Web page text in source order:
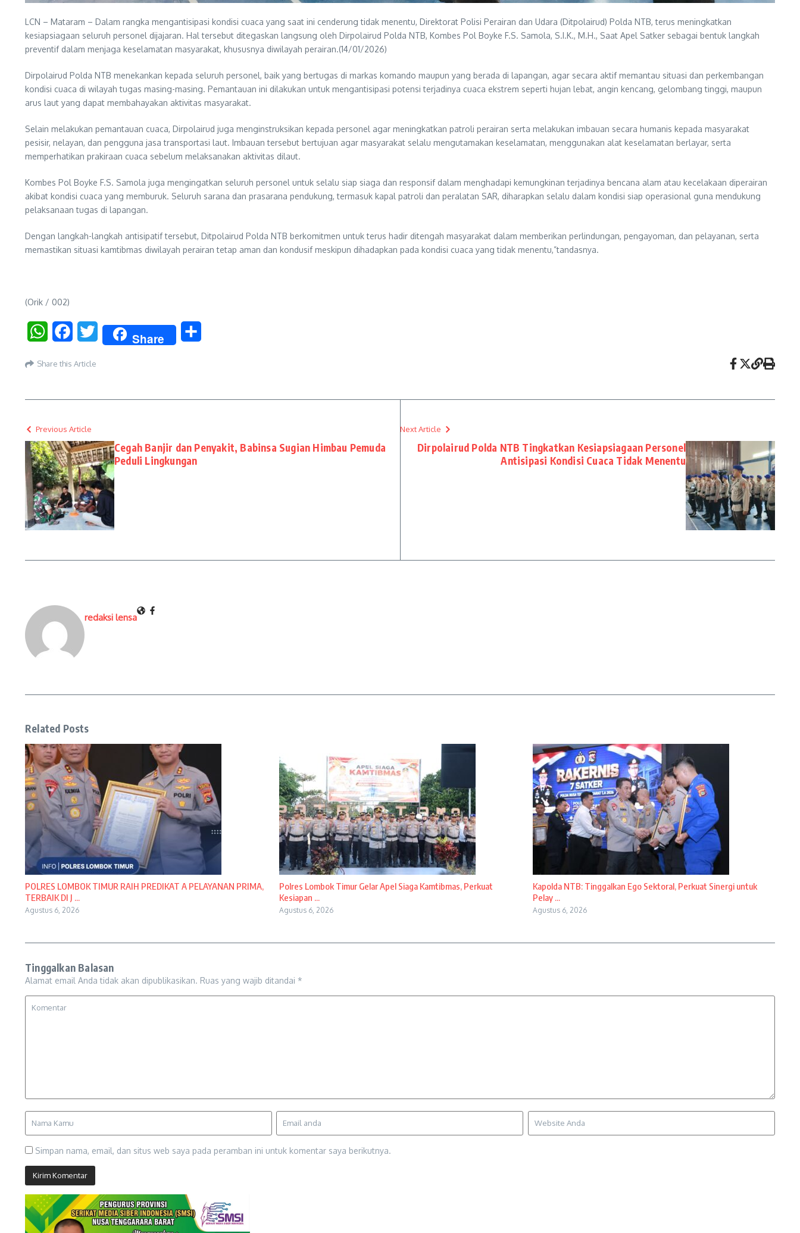
LCN – Mataram – Dalam rangka mengantisipasi kondisi cuaca yang saat ini cenderung tidak menentu, Direktorat Polisi Perairan dan Udara (Ditpolairud) Polda NTB, terus meningkatkan
kesiapsiagaan seluruh personel dijajaran. Hal tersebut ditegaskan langsung oleh Dirpolairud Polda NTB, Kombes Pol Boyke F.S. Samola, S.I.K., M.H., Saat Apel Satker sebagai bentuk langkah
preventif dalam menjaga keselamatan masyarakat, khususnya diwilayah perairan.(14/01/2026)
Dirpolairud Polda NTB menekankan kepada seluruh personel, baik yang bertugas di markas komando maupun yang berada di lapangan, agar secara aktif memantau situasi dan perkembangan
kondisi cuaca di wilayah tugas masing-masing. Pemantauan ini dilakukan untuk mengantisipasi potensi terjadinya cuaca ekstrem seperti hujan lebat, angin kencang, gelombang tinggi, maupun
arus laut yang dapat membahayakan aktivitas masyarakat.
Selain melakukan pemantauan cuaca, Dirpolairud juga menginstruksikan kepada personel agar meningkatkan patroli perairan serta melakukan imbauan secara humanis kepada masyarakat
pesisir, nelayan, dan pengguna jasa transportasi laut. Imbauan tersebut bertujuan agar masyarakat selalu mengutamakan keselamatan, menggunakan alat keselamatan berlayar, serta
memperhatikan prakiraan cuaca sebelum melaksanakan aktivitas dilaut.
Kombes Pol Boyke F.S. Samola juga mengingatkan seluruh personel untuk selalu siap siaga dan responsif dalam menghadapi kemungkinan terjadinya bencana alam atau kecelakaan diperairan
akibat kondisi cuaca yang memburuk. Seluruh sarana dan prasarana pendukung, termasuk kapal patroli dan peralatan SAR, diharapkan selalu dalam kondisi siap operasional guna mendukung
pelaksanaan tugas di lapangan.
Dengan langkah-langkah antisipatif tersebut, Ditpolairud Polda NTB berkomitmen untuk terus hadir ditengah masyarakat dalam memberikan perlindungan, pengayoman, dan pelayanan, serta
memastikan situasi kamtibmas diwilayah perairan tetap aman dan kondusif meskipun dihadapkan pada kondisi cuaca yang tidak menentu,”tandasnya.
(Orik / 002)
WhatsAppFacebookTwitter Share
Share this Article
Previous Article
Cegah Banjir dan Penyakit, Babinsa Sugian Himbau Pemuda
Peduli Lingkungan
Next Article
Dirpolairud Polda NTB Tingkatkan Kesiapsiagaan Personel
Antisipasi Kondisi Cuaca Tidak Menentu
redaksi lensa
Related Posts
POLRES LOMBOK TIMUR RAIH PREDIKAT A PELAYANAN PRIMA,
TERBAIK DI J ...
Agustus 6, 2026
Polres Lombok Timur Gelar Apel Siaga Kamtibmas, Perkuat
Kesiapan ...
Agustus 6, 2026
Kapolda NTB: Tinggalkan Ego Sektoral, Perkuat Sinergi untuk
Pelay ...
Agustus 6, 2026
Tinggalkan Balasan
Alamat email Anda tidak akan dipublikasikan. Ruas yang wajib ditandai *
Simpan nama, email, dan situs web saya pada peramban ini untuk komentar saya berikutnya.